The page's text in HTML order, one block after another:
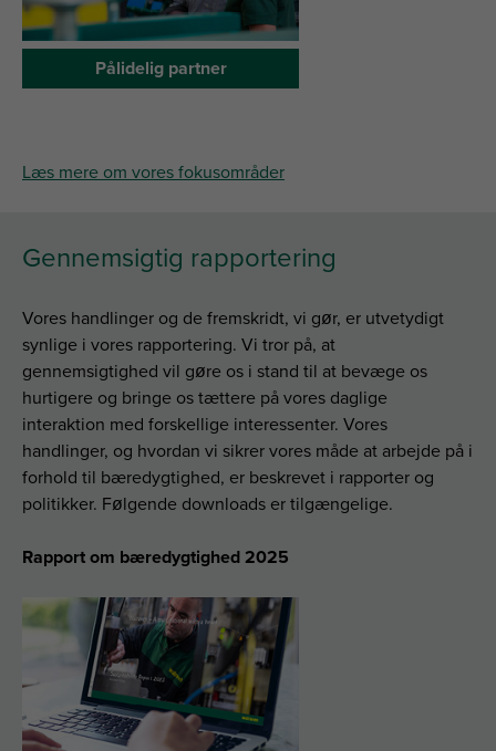
Pålidelig partner
Læs mere om vores fokusområder
Gennemsigtig rapportering
Vores handlinger og de fremskridt, vi gør, er utvetydigt
synlige i vores rapportering. Vi tror på, at
gennemsigtighed vil gøre os i stand til at bevæge os
hurtigere og bringe os tættere på vores daglige
interaktion med forskellige interessenter. Vores
handlinger, og hvordan vi sikrer vores måde at arbejde på i
forhold til bæredygtighed, er beskrevet i rapporter og
politikker. Følgende downloads er tilgængelige.
Rapport om bæredygtighed 2025